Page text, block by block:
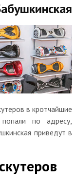
в кротчайшие
по адресу,
приведут в